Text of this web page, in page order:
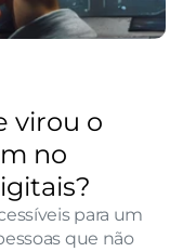
virou o
no
para um
que não